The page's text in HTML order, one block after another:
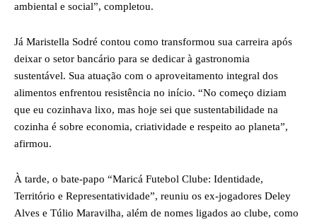
ambiental e social”, completou.
Já Maristella Sodré contou como transformou sua carreira após
deixar o setor bancário para se dedicar à gastronomia
sustentável. Sua atuação com o aproveitamento integral dos
alimentos enfrentou resistência no início. “No começo diziam
que eu cozinhava lixo, mas hoje sei que sustentabilidade na
cozinha é sobre economia, criatividade e respeito ao planeta”,
afirmou.
À tarde, o bate-papo “Maricá Futebol Clube: Identidade,
Território e Representatividade”, reuniu os ex-jogadores Deley
Alves e Túlio Maravilha, além de nomes ligados ao clube, como